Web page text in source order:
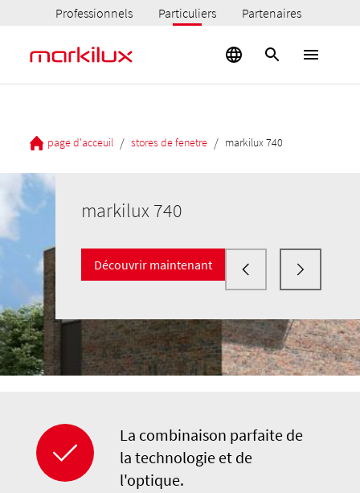
Professionnels Particuliers Partenaires
page d'acceuil / stores de fenetre / markilux 740
markilux 740
Découvrir maintenant
La combinaison parfaite de
la technologie et de
l'optique.